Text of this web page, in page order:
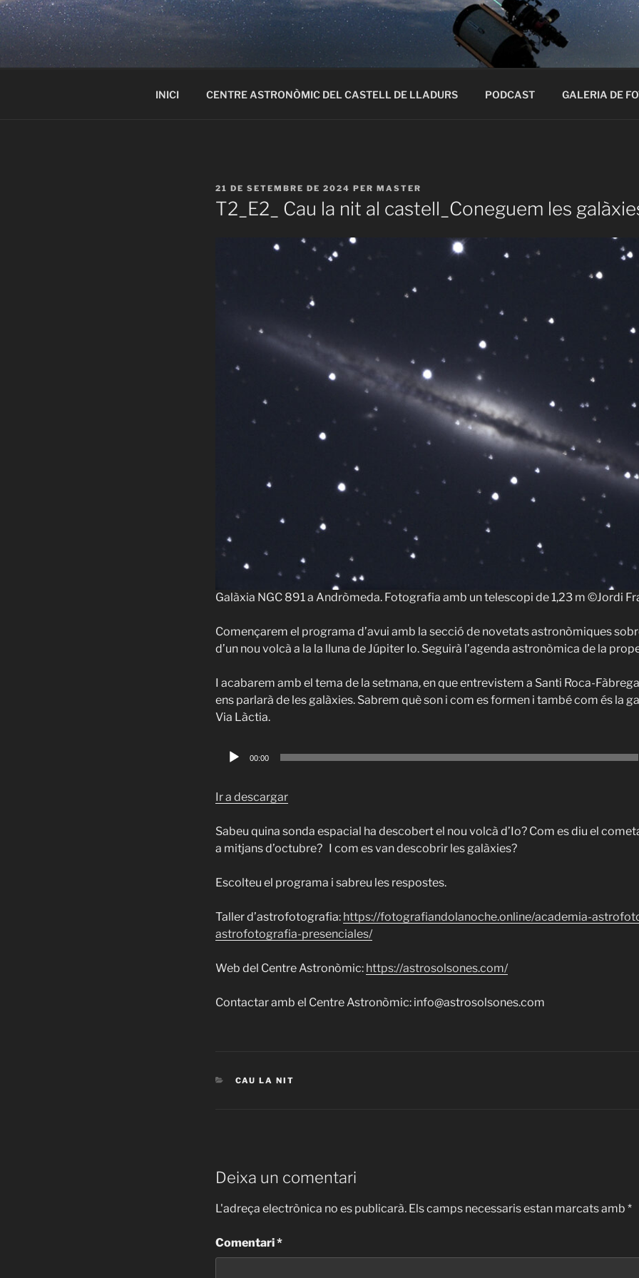
Vés
contingut
ASTRONOMIA AL SOLSONÈS
Experiències d’observació astronòmica i astroturisme per a descobrir l’univers a
entitats i empreses
INICI CENTRE ASTRONÒMIC DEL CASTELL DE LLADURS PODCAST GALERIA DE
PUBLICAT
A
21 DE SETEMBRE DE 2024 PER MASTER
T2_E2_ Cau la nit al castell_Coneguem les
Galàxia NGC 891 a Andròmeda. Fotografia amb un telescopi de 1,23 m ©Jordi
Començarem el programa d’avui amb la secció de novetats astronòmiques
d’un nou volcà a la la lluna de Júpiter Io. Seguirà l’agenda astronòmica de la
I acabarem amb el tema de la setmana, en que entrevistem a Santi Roca-
ens parlarà de les galàxies. Sabrem què son i com es formen i també com és la
Via Làctia.
Reproductor
00:00
Ir a descargar
Sabeu quina sonda espacial ha descobert el nou volcà d’Io? Com es diu el
a mitjans d’octubre? I com es van descobrir les galàxies?
Escolteu el programa i sabreu les respostes.
Taller d’astrofotografia: https://fotografiandolanoche.online/academia-
astrofotografia-presenciales/
Web del Centre Astronòmic: https://astrosolsones.com/
Contactar amb el Centre Astronòmic: info@astrosolsones.com
CATEGORIES
CAU LA NIT
Deixa un comentari
L'adreça electrònica no es publicarà. Els camps necessaris estan marcats amb *
Comentari*